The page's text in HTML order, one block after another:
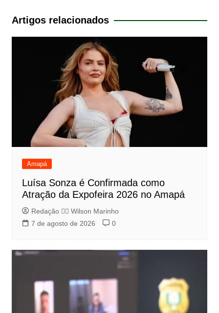
Post
Artigos relacionados
Amapá
Luísa Sonza é Confirmada como
Atração da Expofeira 2026 no Amapá
Redação 👨‍⚖️​ Wilson Marinho
7 de agosto de 2026
0